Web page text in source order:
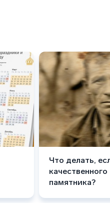
Что делать,
памятника?